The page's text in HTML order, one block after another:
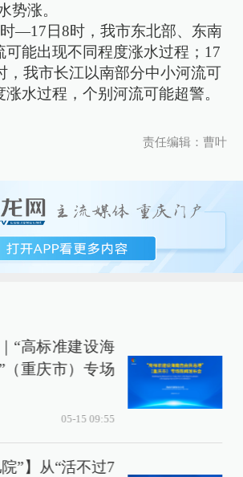
势涨。
—17日8时，我市东北部、东南
可能出现不同程度涨水过程；17
，我市长江以南部分中小河流可
水过程，个别河流可能超警。
责任编辑：曹叶
“高标准建设海
（重庆市）专场
05-15 09:55
院”】从“活不过7